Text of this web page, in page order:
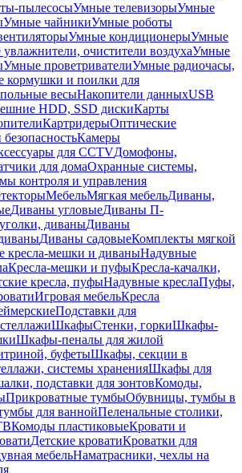
пылесосыУмные телевизорыУмные
Умные чайникиУмные роботы
Умные кондиционерыУмные
очистители воздухаУмные
Умные проветривателиУмные радиочасы,
кормушки и поилки для
весыНакопители данныхUSB
HDD, SSD дискиКарты
КартридерыОптические
Камеры
для CCTVДомофоны,
для домаОхранные системы,
контроля и управления
МебельМягкая мебельДиваны,
Диваны угловыеДиваны П-
диваныДиваны
Диваны садовыеКомплекты мягкой
кресла-мешки и диваныНадувные
Кресла-мешки и пуфыКресла-качалки,
кресла, пуфыНадувные креслаПуфы,
Игровая мебельКресла
Подставки для
ШкафыСтенки, горкиШкафы-
Шкафы-пеналы для жилой
буфетыШкафы, секции в
системы храненияШкафы для
подставки для зонтовКомоды,
Прикроватные тумбыОбувницы, тумбы в
для ваннойПеленальные столики,
Комоды пластиковыеКровати и
Детские кроватиКроватки для
мебельНаматрасники, чехлы на